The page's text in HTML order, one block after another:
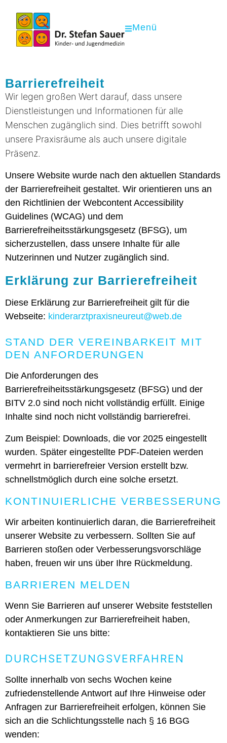
Menü
Barrierefreiheit
Wir legen großen Wert darauf, dass unsere
Dienstleistungen und Informationen für alle
Menschen zugänglich sind. Dies betrifft sowohl
unsere Praxisräume als auch unsere digitale
Präsenz.
Unsere Website wurde nach den aktuellen Standards
der Barrierefreiheit gestaltet. Wir orientieren uns an
den Richtlinien der Webcontent Accessibility
Guidelines (WCAG) und dem
Barrierefreiheitsstärkungsgesetz (BFSG), um
sicherzustellen, dass unsere Inhalte für alle
Nutzerinnen und Nutzer zugänglich sind.
Erklärung zur Barrierefreiheit
Diese Erklärung zur Barrierefreiheit gilt für die
Webseite: kinderarztpraxisneureut@web.de
STAND DER VEREINBARKEIT MIT
DEN ANFORDERUNGEN
Die Anforderungen des
Barrierefreiheitsstärkungsgesetz (BFSG) und der
BITV 2.0 sind noch nicht vollständig erfüllt. Einige
Inhalte sind noch nicht vollständig barrierefrei.
Zum Beispiel: Downloads, die vor 2025 eingestellt
wurden. Später eingestellte PDF-Dateien werden
vermehrt in barrierefreier Version erstellt bzw.
schnellstmöglich durch eine solche ersetzt.
KONTINUIERLICHE VERBESSERUNG
Wir arbeiten kontinuierlich daran, die Barrierefreiheit
unserer Website zu verbessern. Sollten Sie auf
Barrieren stoßen oder Verbesserungsvorschläge
haben, freuen wir uns über Ihre Rückmeldung.
BARRIEREN MELDEN
Wenn Sie Barrieren auf unserer Website feststellen
oder Anmerkungen zur Barrierefreiheit haben,
kontaktieren Sie uns bitte:
DURCHSETZUNGSVERFAHREN
Sollte innerhalb von sechs Wochen keine
zufriedenstellende Antwort auf Ihre Hinweise oder
Anfragen zur Barrierefreiheit erfolgen, können Sie
sich an die Schlichtungsstelle nach § 16 BGG
wenden: